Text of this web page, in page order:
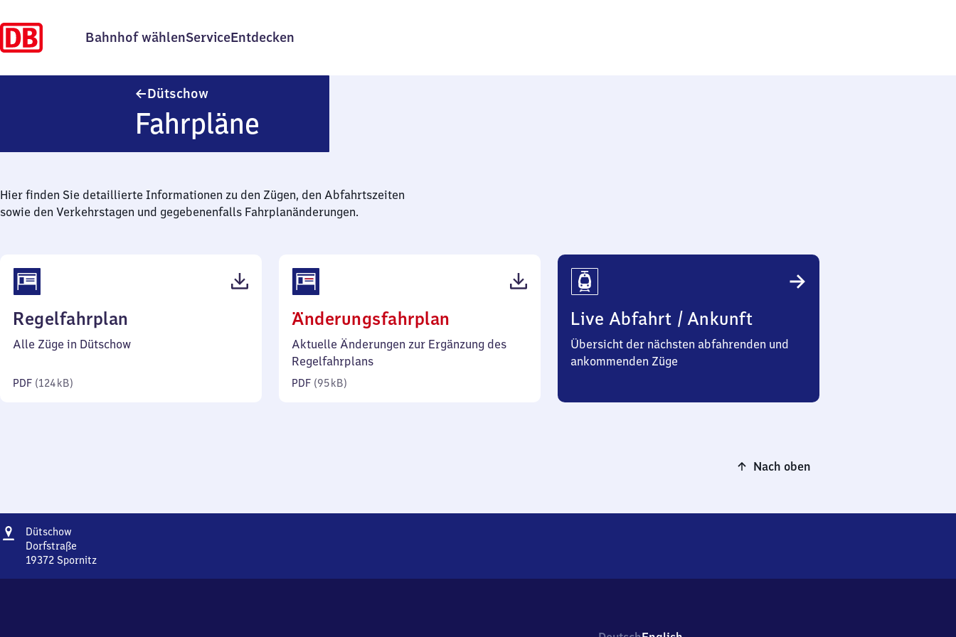
Bahnhof wählenServiceEntdecken
Dütschow
Fahrpläne
Hier finden Sie detaillierte Informationen zu den Zügen, den Abfahrtszeiten
sowie den Verkehrstagen und gegebenenfalls Fahrplanänderungen.
Regelfahrplan
124
Alle Züge in Dütschow
PDF (124 kB)
Änderungsfahrplan
95
Aktuelle Änderungen zur Ergänzung des
Regelfahrplans
PDF (95 kB)
Live Abfahrt / Ankunft
Übersicht der nächsten abfahrenden und
ankommenden Züge
Nach oben
Adresse
Dütschow
Dorfstraße
19372 Spornitz